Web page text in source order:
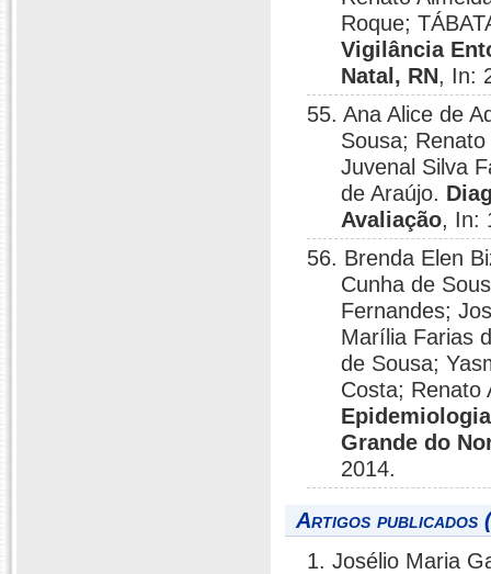
Roque;
Vigilância
Natal, RN, In:
55. Ana Alice de
Sousa;
Juvenal Silva
de Araújo.
Avaliação, In:
56. Brenda Elen
Cunha de
Fernandes;
Marília Farias
de Sousa;
Costa; Renato
Grande do
2014.
Artigos publicados
1. Josélio Maria